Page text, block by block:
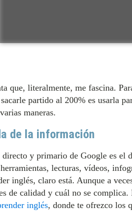
que, literalmente, me fascina.
partido al 200% es usarla
maneras.
de la información
directo y primario de Google es
lecturas, vídeos,
inglés, claro está. Aunque a
de calidad y cuál no se
inglés, donde te ofrezco los